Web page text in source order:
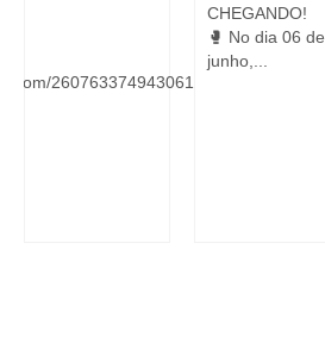
260763374943061
CHEGANDO!
🥊 No dia 06 de
junho,...